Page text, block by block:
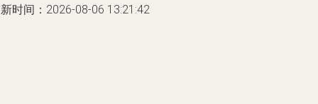
时间：2026-08-06 13:21:42